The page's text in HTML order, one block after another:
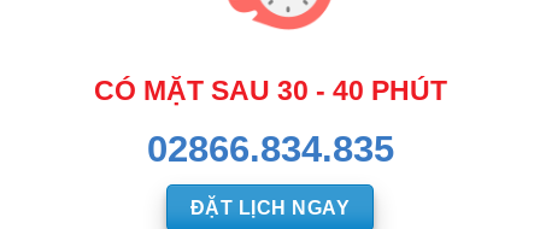
CÓ MẶT SAU 30 - 40 PHÚT
02866.834.835
ĐẶT LỊCH NGAY